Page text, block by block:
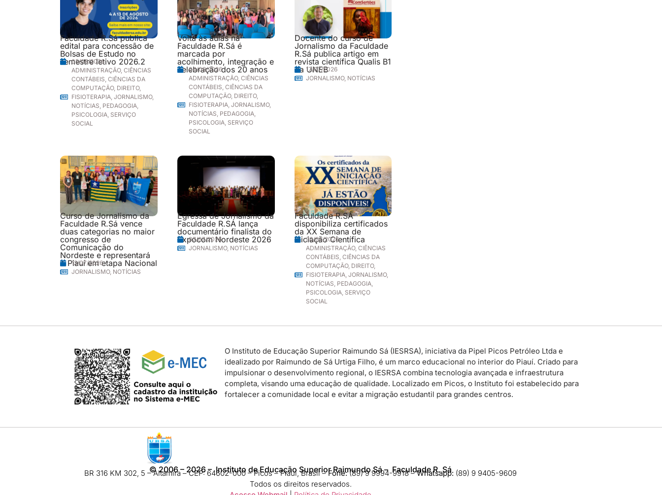
Faculdade R.Sá publica
edital para concessão de
Bolsas de Estudo no
semestre letivo 2026.2
05/08/2026
ADMINISTRAÇÃO, CIÊNCIAS
CONTÁBEIS CIÊNCIAS DA
COMPUTAÇÃO, DIREITO,
FISIOTERAPIA JORNALISMO,
NOTÍCIAS PEDAGOGIA
PSICOLOGIA SERVIÇO
SOCIAL
Volta às aulas na
Faculdade R.Sá é
marcada por
acolhimento, integração e
celebração dos 20 anos
04/08/2026
ADMINISTRAÇÃO, CIÊNCIAS
CONTÁBEIS CIÊNCIAS DA
COMPUTAÇÃO, DIREITO,
FISIOTERAPIA, JORNALISMO,
NOTÍCIAS PEDAGOGIA,
PSICOLOGIA, SERVIÇO
SOCIAL
Docente do curso de
Jornalismo da Faculdade
R.Sá publica artigo em
revista científica Qualis B1
da UNEB
17/07/2026
JORNALISMO, NOTÍCIAS
Curso de Jornalismo da
Faculdade R.Sá vence
duas categorias no maior
congresso de
Comunicação do
Nordeste e representará
o Piauí em etapa Nacional
13/07/2026
JORNALISMO, NOTÍCIAS
Egressa de Jornalismo da
Faculdade R.SÁ lança
documentário finalista do
Expocom Nordeste 2026
07/07/2026
JORNALISMO, NOTÍCIAS
Faculdade R.SÁ
disponibiliza certificados
da XX Semana de
Iniciação Científica
30/06/2026
ADMINISTRAÇÃO, CIÊNCIAS
CONTÁBEIS, CIÊNCIAS DA
COMPUTAÇÃO, DIREITO,
FISIOTERAPIA, JORNALISMO,
NOTÍCIAS, PEDAGOGIA,
PSICOLOGIA, SERVIÇO
SOCIAL
O Instituto de Educação Superior Raimundo Sá (IESRSA), iniciativa da Pipel Picos Petróleo Ltda e
idealizado por Raimundo de Sá Urtiga Filho, é um marco educacional no interior do Piauí. Criado para
impulsionar o desenvolvimento regional, o IESRSA combina tecnologia avançada e infraestrutura
completa, visando uma educação de qualidade. Localizado em Picos, o Instituto foi estabelecido para
fortalecer a comunidade local e evitar a migração estudantil para grandes centros.
©2006 – 2026– Instituto de Educação Superior Raimundo Sá – Faculdade R. Sá
BR 316 KM 302, 5 – Altamira – CEP: 64602-000 – Picos – Piauí, Brasil –Fone:(89) 9 9994-9918​ –Whatsapp: (89) 9 9405-9609
Todos os direitos reservados.